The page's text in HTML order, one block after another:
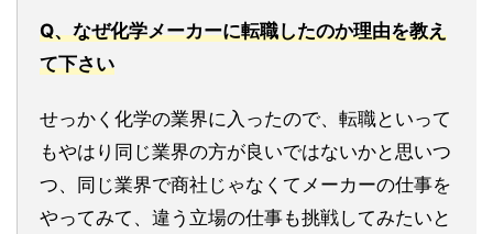
Q、なぜ化学メーカーに転職したのか理由を教え
て下さい
せっかく化学の業界に入ったので、転職といって
もやはり同じ業界の方が良いではないかと思いつ
つ、同じ業界で商社じゃなくてメーカーの仕事を
やってみて、違う立場の仕事も挑戦してみたいと